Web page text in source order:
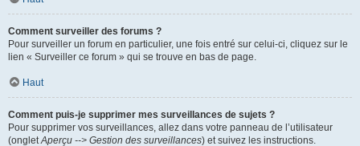
Comment surveiller des forums ?
Pour surveiller un forum en particulier, une fois entré sur celui-ci, cliquez sur le
lien « Surveiller ce forum » qui se trouve en bas de page.
Haut
Comment puis-je supprimer mes surveillances de sujets ?
Pour supprimer vos surveillances, allez dans votre panneau de l’utilisateur
(ongletAperçu --> Gestion des surveillances) et suivez les instructions.